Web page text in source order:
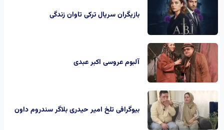
بازیگران سریال ترکی تاوان زندگی
آلبوم عروسی اکبر عبدی
بیوگرافی تلخ امیر حیدری بلاگر سندروم داون